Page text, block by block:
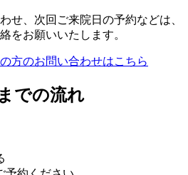
せ、次回ご来院日の予約などは、
をお願いいたします。
方のお問い合わせはこちら
での流れ